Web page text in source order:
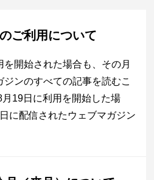
ご利用について
を開始された場合も、その月
ンのすべての記事を読むこ
19日に利用を開始した場
に配信されたウェブマガジン